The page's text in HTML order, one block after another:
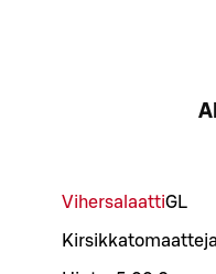
VihersalaattiGL